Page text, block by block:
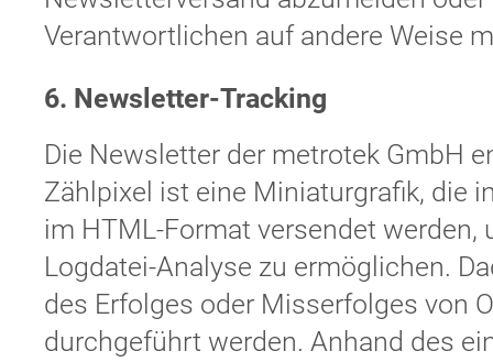
Verantwortlichen auf andere Weise
6. Newsletter-Tracking
Die Newsletter der metrotek GmbH
Zählpixel ist eine Miniaturgrafik, die
im HTML-Format versendet
Logdatei-Analyse zu ermöglichen.
des Erfolges oder Misserfolges von
durchgeführt werden. Anhand des